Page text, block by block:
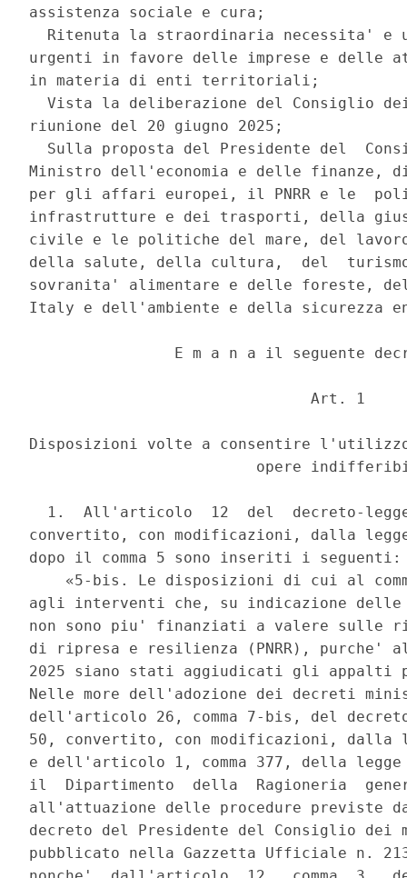
assistenza sociale e cura;
Ritenuta la straordinaria necessita' e
urgenti in favore delle imprese e delle
in materia di enti territoriali;
Vista la deliberazione del Consiglio
riunione del 20 giugno 2025;
Sulla proposta del Presidente del
Ministro dell'economia e delle
per gli affari europei, il PNRR e le
infrastrutture e dei trasporti, della
civile e le politiche del mare, del
della salute, della cultura,  del
sovranita' alimentare e delle foreste,
Italy e dell'ambiente e della sicurezza
E m a n a il seguente
                               Art. 1
Disposizioni volte a consentire
opere
1.  All'articolo  12  del  decreto-
convertito, con modificazioni, dalla
dopo il comma 5 sono inseriti i
«5-bis. Le disposizioni di cui al
agli interventi che, su indicazione
non sono piu' finanziati a valere sulle
di ripresa e resilienza (PNRR), purche'
2025 siano stati aggiudicati gli appalti
Nelle more dell'adozione dei decreti
dell'articolo 26, comma 7-bis, del
50, convertito, con modificazioni, dalla
e dell'articolo 1, comma 377, della
il  Dipartimento  della  Ragioneria
all'attuazione delle procedure previste
decreto del Presidente del Consiglio
pubblicato nella Gazzetta Ufficiale n.